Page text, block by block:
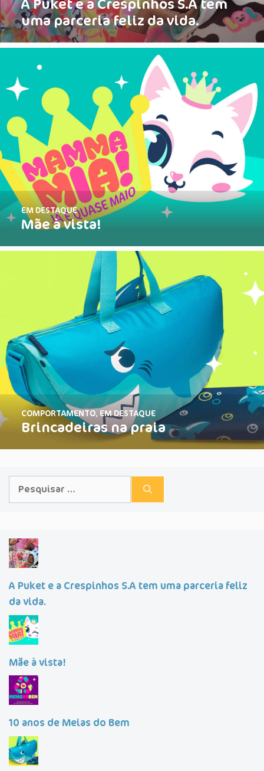
A Puket e a Crespinhos S.A tem
uma parceria feliz da vida.
Mãe à vista!
EM DESTAQUE
Brincadeiras na praia
COMPORTAMENTO, EM DESTAQUE
Pesquisar
por:
A Puket e a Crespinhos S.A tem uma parceria feliz
da vida.
Mãe à vista!
10 anos de Meias do Bem